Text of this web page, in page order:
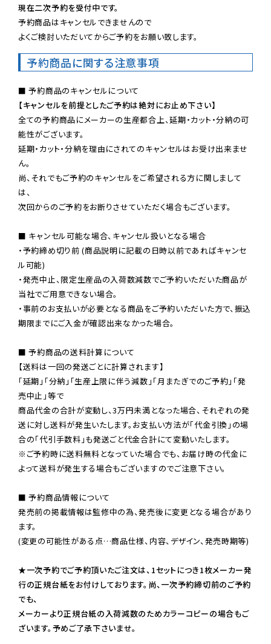
現在二次予約を受付中です。
予約商品はキャンセルできませんので
よくご検討いただいてからご予約をお願い致します。
予約商品に関する注意事項
【キャンセルを前提としたご予約は絶対にお止め下さい】
全ての予約商品にメーカーの生産都合上、延期・カット・分納の可
能性がございます。
延期・カット・分納を理由にされてのキャンセルはお受け出来ませ
ん。
尚、それでもご予約のキャンセルをご希望される方に関しまして
は、
次回からのご予約をお断りさせていただく場合もございます。
■ キャンセル可能な場合、キャンセル扱いとなる場合
・予約締め切り前 (商品説明に記載の日時以前であればキャンセ
ル可能)
・発売中止、限定生産品の入荷数減数でご予約いただいた商品が
当社でご用意できない場合。
・事前のお支払いが必要となる商品をご予約いただいた方で、振込
期限までにご入金が確認出来なかった場合。
■ 予約商品の送料計算について
【送料は一回の発送ごとに計算されます】
「延期」「分納」「生産上限に伴う減数」「月またぎでのご予約」「発
売中止」等で
商品代金の合計が変動し、3万円未満となった場合、それぞれの発
送に対し送料が発生いたします。お支払い方法が「代金引換」の場
※ご予約時に送料無料となっていた場合でも、お届け時の代金に
よって送料が発生する場合もございますのでご注意下さい。
■ 予約商品情報について
発売前の掲載情報は監修中の為、発売後に変更となる場合があり
ます。
(変更の可能性がある点…商品仕様、内容、デザイン、発売時期等)
★一次予約でご予約頂いたご注文は、1セットにつき1枚メーカー発
行の正規台紙をお付けしております。尚、一次予約締切前のご予約
でも、
メーカーより正規台紙の入荷減数のためカラーコピーの場合もご
ざいます。予めご了承下さいませ。